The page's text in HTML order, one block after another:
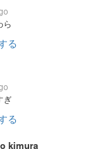
ら
る
ぎ
る
kimura